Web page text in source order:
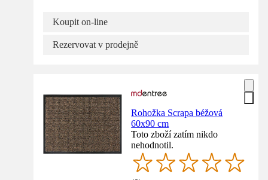
Koupit on-line
Rezervovat v prodejně
Rohožka Scrapa béžová
60x90 cm
Toto zboží zatím nikdo
nehodnotil.